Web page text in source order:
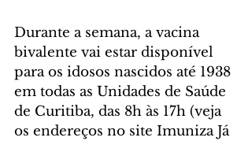
Durante a semana, a vacina
bivalente vai estar disponível
para os idosos nascidos até 1938
em todas as Unidades de Saúde
de Curitiba, das 8h às 17h (veja
os endereços no site Imuniza Já